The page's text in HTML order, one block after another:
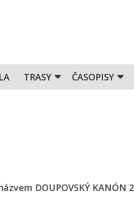
TRASY ČASOPISY
DOUPOVSKÝ KANÓN